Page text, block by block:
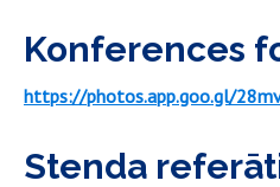
Konferences
https://photos.app.goo.gl/
Stenda